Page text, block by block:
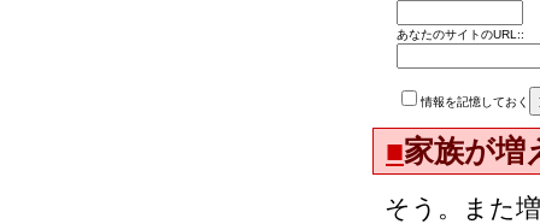
あなたのサイトのURL::
情報を記憶しておく
■家族が増
そう。また